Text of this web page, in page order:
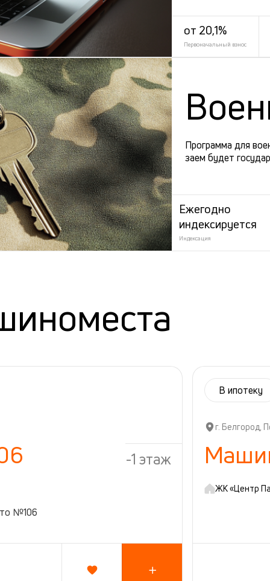
от 20,1%
Первоначальный взнос
Программа для
заем будет
Ежегодно
индексируется
Индексация
-1 этаж
В ипотеку
г. Белгород,
ЖК «Центр